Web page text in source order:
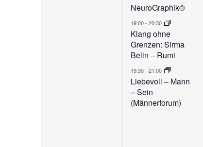
NeuroGraphik®
19:00- 20:30
Klang ohne
Grenzen: Sirma
Belin – Rumi
19:30- 21:00
Liebevoll – Mann
– Sein
(Männerforum)